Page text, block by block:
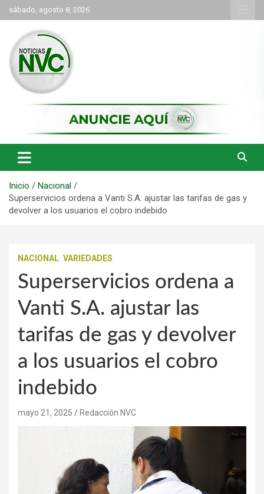
Saltar
al
contenido
sábado, agosto 8, 2026
NVC Noticias
Inicio
Nacional
Superservicios ordena a Vanti S.A. ajustar las tarifas de gas y
devolver a los usuarios el cobro indebido
NACIONAL VARIEDADES
Superservicios ordena a
Vanti S.A. ajustar las
tarifas de gas y devolver
a los usuarios el cobro
indebido
mayo 21, 2025 Redacción NVC